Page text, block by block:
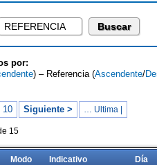
por:
) – Referencia (Ascendente/
10 Siguiente > … Ultima |
15
Modo Indicativo Día